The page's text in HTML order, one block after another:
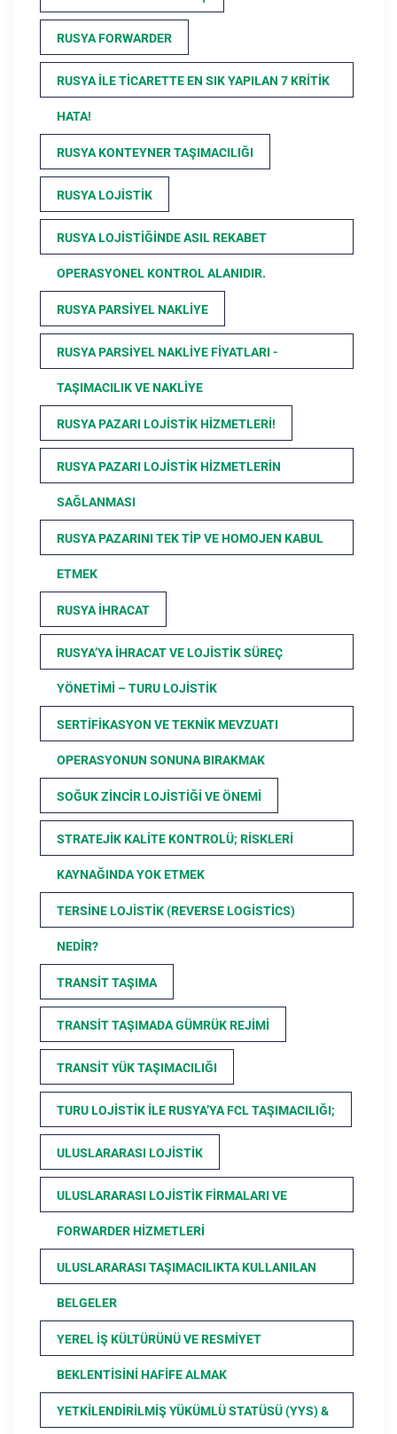
RUSYA FORWARDER
RUSYA ILE TICARETTE EN SIK YAPILAN 7 KRITIK
HATA!
RUSYA KONTEYNER TAŞIMACILIĞI
RUSYA LOJISTIK
RUSYA LOJISTIĞINDE ASIL REKABET
OPERASYONEL KONTROL ALANIDIR.
RUSYA PARSIYEL NAKLIYE
RUSYA PARSIYEL NAKLIYE FIYATLARI -
TAŞIMACILIK VE NAKLIYE
RUSYA PAZARI LOJISTIK HIZMETLERI!
RUSYA PAZARI LOJISTIK HIZMETLERIN
SAĞLANMASI
RUSYA PAZARINI TEK TIP VE HOMOJEN KABUL
ETMEK
RUSYA İHRACAT
RUSYA’YA İHRACAT VE LOJISTIK SÜREÇ
YÖNETIMI – TURU LOJISTIK
SERTIFIKASYON VE TEKNIK MEVZUATI
OPERASYONUN SONUNA BIRAKMAK
SOĞUK ZINCIR LOJISTIĞI VE ÖNEMI
STRATEJIK KALITE KONTROLÜ; RISKLERI
KAYNAĞINDA YOK ETMEK
TERSINE LOJISTIK (REVERSE LOGISTICS)
NEDIR?
TRANSIT TAŞIMA
TRANSIT TAŞIMADA GÜMRÜK REJIMI
TRANSIT YÜK TAŞIMACILIĞI
TURU LOJISTIK ILE RUSYA’YA FCL TAŞIMACILIĞI;
ULUSLARARASI LOJISTIK
ULUSLARARASI LOJISTIK FIRMALARI VE
FORWARDER HIZMETLERI
ULUSLARARASI TAŞIMACILIKTA KULLANILAN
BELGELER
YEREL İŞ KÜLTÜRÜNÜ VE RESMIYET
BEKLENTISINI HAFIFE ALMAK
YETKILENDIRILMIŞ YÜKÜMLÜ STATÜSÜ (YYS) &